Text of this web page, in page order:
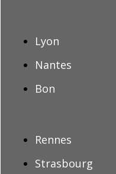
Lyon
Nantes
Bon
Rennes
Strasbourg